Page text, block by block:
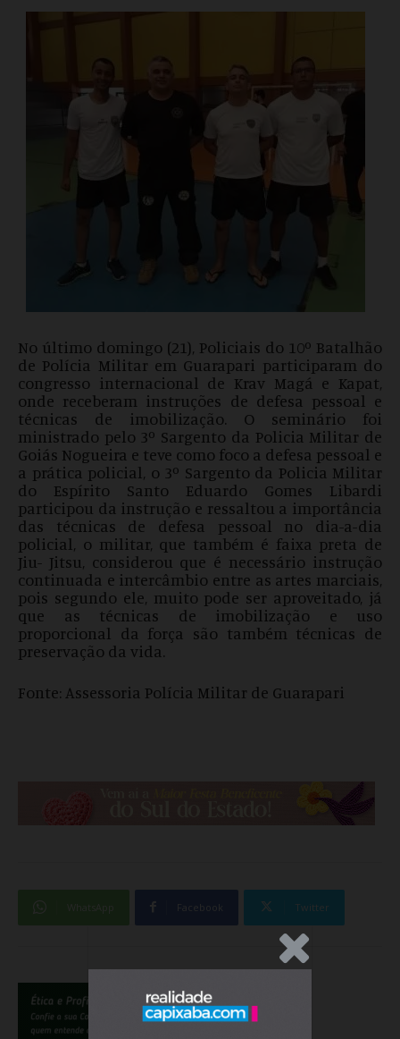
No último domingo (21), Policiais do 10º Batalhão
de Polícia Militar em Guarapari participaram do
congresso internacional de Krav Magá e Kapat,
onde receberam instruções de defesa pessoal e
técnicas de imobilização. O seminário foi
ministrado pelo 3º Sargento da Policia Militar de
Goiás Nogueira e teve como foco a defesa pessoal e
a prática policial, o 3º Sargento da Policia Militar
do Espírito Santo Eduardo Gomes Libardi
participou da instrução e ressaltou a importância
das técnicas de defesa pessoal no dia-a-dia
policial, o militar, que também é faixa preta de
Jiu- Jitsu, considerou que é necessário instrução
continuada e intercâmbio entre as artes marciais,
pois segundo ele, muito pode ser aproveitado, já
que as técnicas de imobilização e uso
proporcional da força são também técnicas de
preservação da vida.
Fonte: Assessoria Polícia Militar de Guarapari
Facebook Twitter